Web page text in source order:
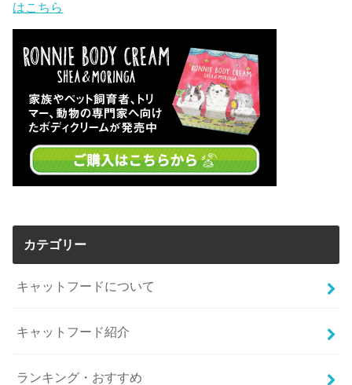
はこちら
カテゴリー
キャットフードについて
キャットフード紹介
ランキング・おすすめ